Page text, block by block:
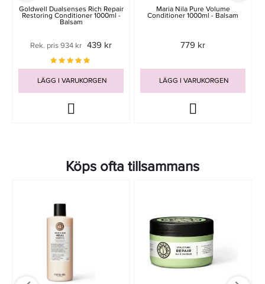
Goldwell Dualsenses Rich Repair
Restoring Conditioner 1000ml -
Balsam
Rek. pris 934 kr 439 kr
LÄGG I VARUKORGEN
Maria Nila Pure Volume
Conditioner 1000ml - Balsam
779 kr
LÄGG I VARUKORGEN
Köps ofta tillsammans